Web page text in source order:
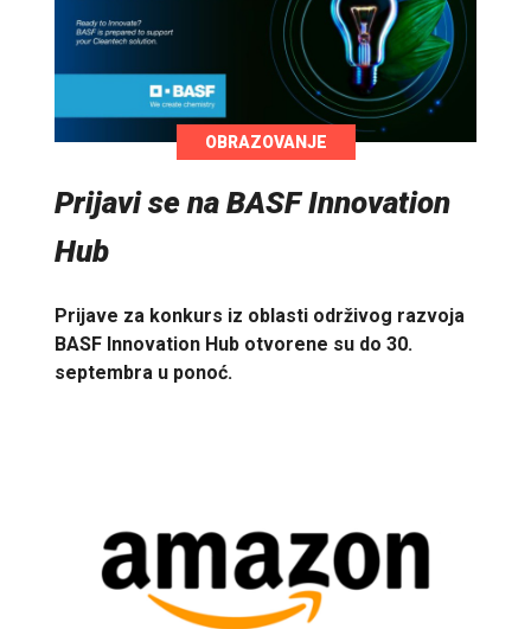
OBRAZOVANJE
Prijavi se na BASF Innovation
Hub
Prijave za konkurs iz oblasti održivog razvoja
BASF Innovation Hub otvorene su do 30.
septembra u ponoć.